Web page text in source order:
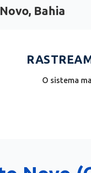
Bahia
O sistema